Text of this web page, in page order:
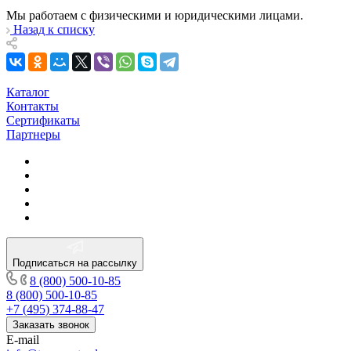
Мы работаем с физическими и юридическими лицами.
Назад к списку
Каталог
Контакты
Сертификаты
Партнеры
Подписаться на рассылку
8 (800) 500-10-85
8 (800) 500-10-85
+7 (495) 374-88-47
Заказать звонок
E-mail